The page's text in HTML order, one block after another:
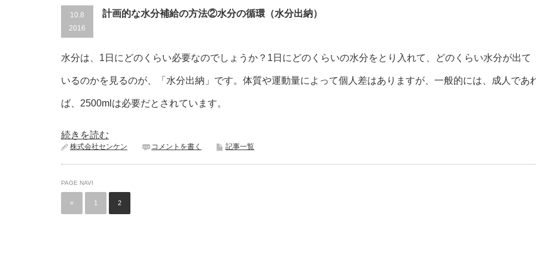
10.8
2016
計画的な水分補給の方法②水分の循環（水分出納）
水分は、1日にどのくらい必要なのでしょうか？1日にどのくらいの水分をとり入れて、どのくらい水分が出て
いるのかを見るのが、「水分出納」です。体質や運動量によって個人差はありますが、一般的には、成人であ
ば、2500mlは必要だとされています。
続きを読む
株式会社センケン コメントを書く 記事一覧
PAGE NAVI
« 1 2